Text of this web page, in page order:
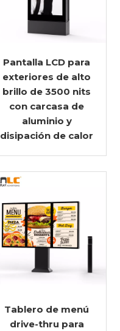
Pantalla LCD para
exteriores de alto
brillo de 3500 nits
con carcasa de
aluminio y
disipación de calor
Tablero de menú
drive-thru para